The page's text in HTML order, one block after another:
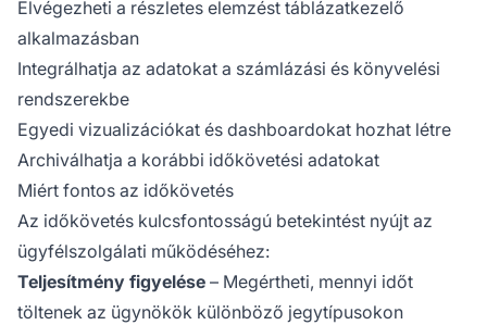
Elvégezheti a részletes elemzést táblázatkezelő
alkalmazásban
Integrálhatja az adatokat a számlázási és könyvelési
rendszerekbe
Egyedi vizualizációkat és dashboardokat hozhat létre
Archiválhatja a korábbi időkövetési adatokat
Miért fontos az időkövetés
Az időkövetés kulcsfontosságú betekintést nyújt az
ügyfélszolgálati működéséhez:
Teljesítmény figyelése – Megértheti, mennyi időt
töltenek az ügynökök különböző jegytípusokon